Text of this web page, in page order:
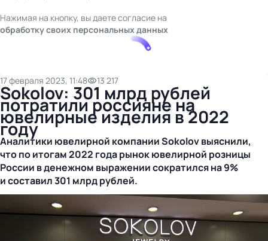
Нажимая на кнопку, вы даете согласие на
обработку своих персональных данных
17 февраля 2023, 11:48 13 217
Sokolov: 301 млрд рублей
потратили россияне на
ювелирные изделия в 2022
году
Аналитики ювелирной компании Sokolov выяснили,
что по итогам 2022 года рынок ювелирной розницы
России в денежном выражении сократился на 9%
и составил 301 млрд рублей.